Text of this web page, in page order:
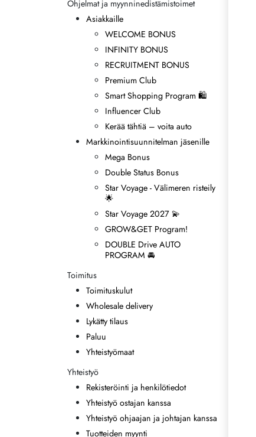
PerintösäännötOhjelmat ja myynninedistämistoimet
Asiakkaille
WELCOME BONUS
INFINITY BONUS
RECRUITMENT BONUS
Premium Club
Smart Shopping Program 🛍
Influencer Club
Kerää tähtiä – voita auto
Markkinointisuunnitelman jäsenille
Mega Bonus
Double Status Bonus
Star Voyage - Välimeren risteily
🌟
Star Voyage 2027 💫
GROW&GET Program!
DOUBLE Drive AUTO
PROGRAM 🚘
Toimitus
Toimituskulut
Wholesale delivery
Lykätty tilaus
Paluu
Yhteistyömaat
Yhteistyö
Rekisteröinti ja henkilötiedot
Yhteistyö ostajan kanssa
Yhteistyö ohjaajan ja johtajan kanssa
Tuotteiden myynti